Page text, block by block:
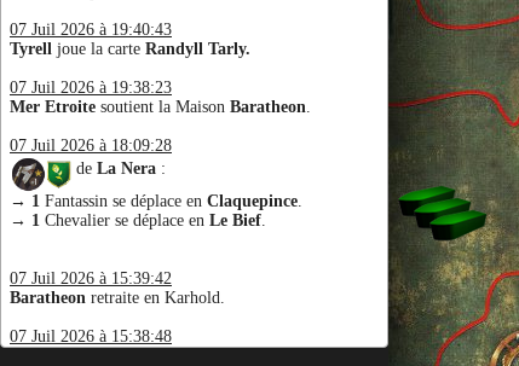
07 Juil 2026 à 19:40:43
Tyrell joue la carte Randyll Tarly.
07 Juil 2026 à 19:38:23
Mer Etroite soutient la Maison Baratheon.
07 Juil 2026 à 18:09:28
de La Nera:
→ 1 Fantassin se déplace en Claquepince.
→ 1 Chevalier se déplace en Le Bief.
07 Juil 2026 à 15:39:42
Baratheon retraite en Karhold.
07 Juil 2026 à 15:38:48